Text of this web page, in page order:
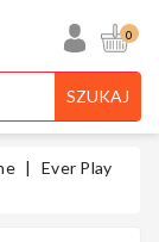
0
SZUKAJ
Ever Play